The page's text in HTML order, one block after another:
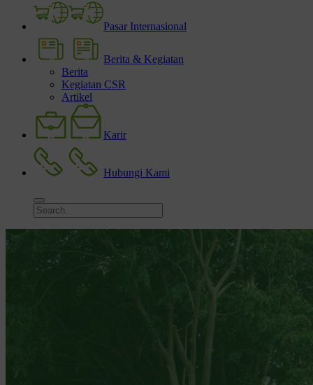
Pasar Internasional
Berita & Kegiatan
Berita
Kegiatan CSR
Artikel
Karir
Hubungi Kami